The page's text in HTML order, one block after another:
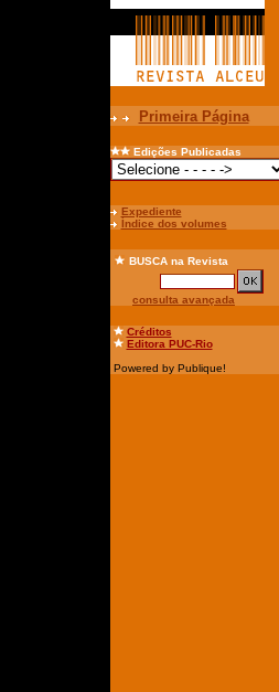
Primeira Página
Edições Publicadas
Expediente
Índice dos volumes
BUSCAna Revista
consulta avançada
Créditos
Editora PUC-Rio
Powered by Publique!